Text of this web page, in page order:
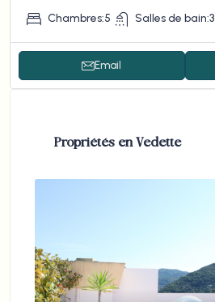
Chambres:5 Salles de bain:3
Email
Propriétés en Vedette